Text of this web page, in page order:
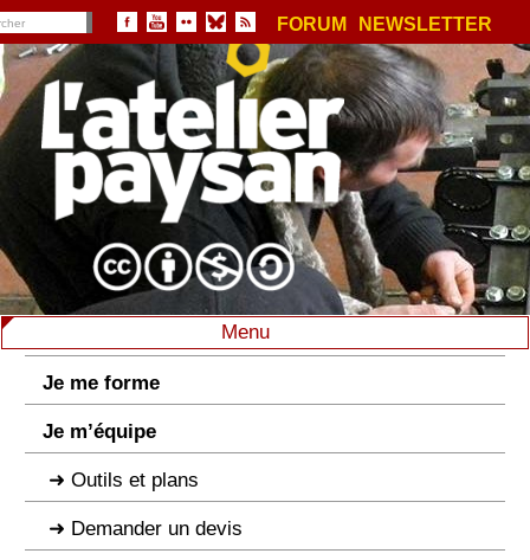
FORUM NEWSLETTER
Menu
Je me forme
Je m’équipe
Outils et plans
Demander un devis